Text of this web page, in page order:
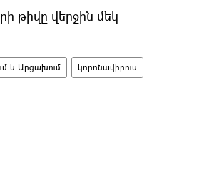
թիվը վերջին մեկ
և Արցախում կորոնավիրուս